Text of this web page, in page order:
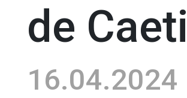
de
16.04.2024